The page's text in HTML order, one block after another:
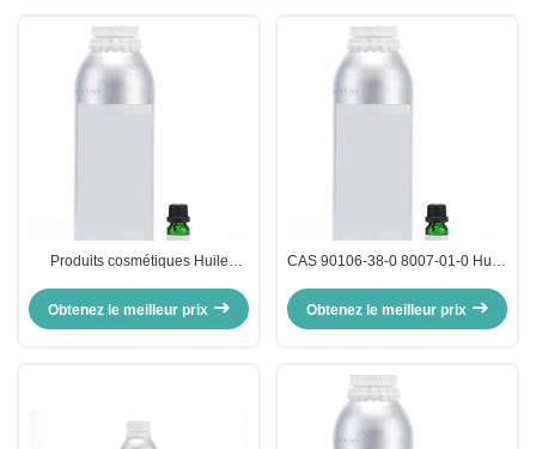
Produits cosmétiques Huile
essentielle pure de Perilla
Ocymoides Extrait de feuille
Obtenez le meilleur prix
CAS 90106-38-0 8007-01-0 Huile
Damas
Obtenez le meilleur prix